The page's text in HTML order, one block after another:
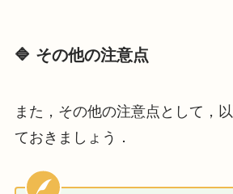
🔷 その他の注意点
また，その他の注意点として，
ておきましょう．